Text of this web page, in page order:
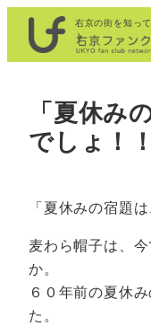
を
右京の街を知っ
ト
「夏休み
でしょ！！
「夏休みの宿題
麦わら帽子は、
か。
６０年前の夏休
た。